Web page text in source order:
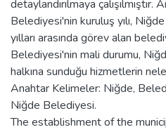
detaylandırılmaya
Belediyesi'nin kuruluş yılı,
yılları arasında görev alan
Belediyesi'nin mali durumu,
halkına sunduğu hizmetlerin
Anahtar Kelimeler: Niğde,
Niğde Belediyesi.
The establishment of the